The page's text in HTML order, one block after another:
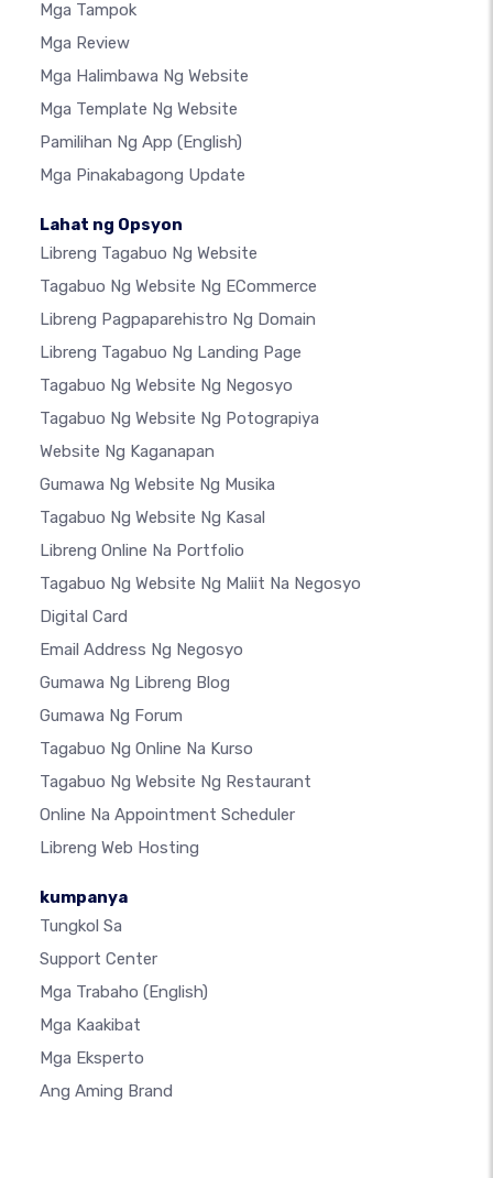
Mga Tampok
Mga Review
Mga Halimbawa Ng Website
Mga Template Ng Website
Pamilihan Ng App (English)
Mga Pinakabagong Update
Lahat ng Opsyon
Libreng Tagabuo Ng Website
Tagabuo Ng Website Ng ECommerce
Libreng Pagpaparehistro Ng Domain
Libreng Tagabuo Ng Landing Page
Tagabuo Ng Website Ng Negosyo
Tagabuo Ng Website Ng Potograpiya
Website Ng Kaganapan
Gumawa Ng Website Ng Musika
Tagabuo Ng Website Ng Kasal
Libreng Online Na Portfolio
Tagabuo Ng Website Ng Maliit Na Negosyo
Digital Card
Email Address Ng Negosyo
Gumawa Ng Libreng Blog
Gumawa Ng Forum
Tagabuo Ng Online Na Kurso
Tagabuo Ng Website Ng Restaurant
Online Na Appointment Scheduler
Libreng Web Hosting
kumpanya
Tungkol Sa
Support Center
Mga Trabaho (English)
Mga Kaakibat
Mga Eksperto
Ang Aming Brand